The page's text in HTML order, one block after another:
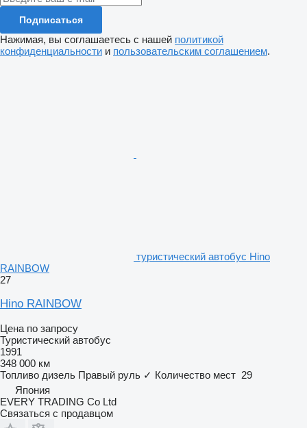
Подписаться
Нажимая, вы соглашаетесь с нашей политикой
конфиденциальности и пользовательским соглашением.
туристический автобус Hino
RAINBOW
27
Hino RAINBOW
Цена по запросу
Туристический автобус
1991
348 000 км
Топливо дизель Правый руль ✓ Количество мест 29
Япония
EVERY TRADING Co Ltd
Связаться с продавцом